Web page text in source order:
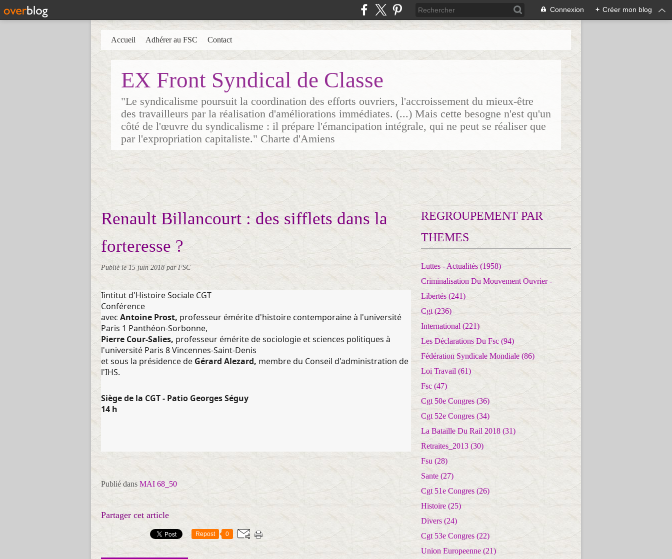
Connexion + Créer mon blog
EX Front Syndical de Classe
"Le syndicalisme poursuit la coordination des efforts ouvriers, l'accroissement du mieux-être
des travailleurs par la réalisation d'améliorations immédiates. (...) Mais cette besogne n'est qu'un
côté de l'œuvre du syndicalisme : il prépare l'émancipation intégrale, qui ne peut se réaliser que
par l'expropriation capitaliste." Charte d'Amiens
Accueil Adhérer au FSC Contact
Renault Billancourt : des sifflets dans la
forteresse ?
Publié le 15 juin 2018 par FSC
Iintitut d'Histoire Sociale CGT
Conférence
avec Antoine Prost, professeur émérite d'histoire contemporaine à l'université
Paris 1 Panthéon-Sorbonne,
Pierre Cour-Salies, professeur émérite de sociologie et sciences politiques à
l'université Paris 8 Vincennes-Saint-Denis
et sous la présidence de Gérard Alezard, membre du Conseil d'administration de
l'IHS.
Siège de la CGT - Patio Georges Séguy
14 h
Publié dans MAI 68_50
Partager cet article
Repost 0
REGROUPEMENT PAR
THEMES
Luttes - Actualités (1958)
Criminalisation Du Mouvement Ouvrier -
Libertés (241)
Cgt (236)
International (221)
Les Déclarations Du Fsc (94)
Fédération Syndicale Mondiale (86)
Loi Travail (61)
Fsc (47)
Cgt 50e Congres (36)
Cgt 52e Congres (34)
La Bataille Du Rail 2018 (31)
Retraites_2013 (30)
Fsu (28)
Sante (27)
Cgt 51e Congres (26)
Histoire (25)
Divers (24)
Cgt 53e Congres (22)
Union Europeenne (21)